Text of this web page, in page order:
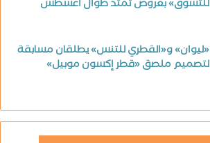
للتسوق» بعروض تمتد طوال أغسطس
«ليوان» و«القطري للتنس» يطلقان مسابقة
لتصميم ملصق «قطر إكسون موبيل»